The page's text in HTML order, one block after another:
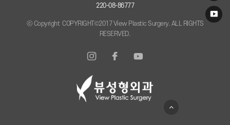
220-08-86777
ⓒ Copyright COPYRIGHT©2017 View Plastic Surgery. ALL RIGHTS
RESERVED.